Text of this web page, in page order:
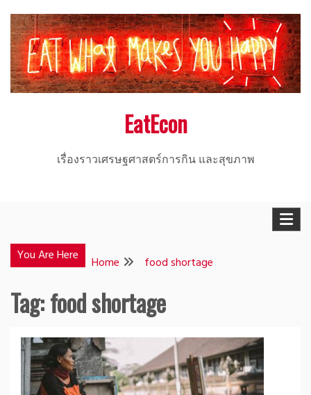
Skip
content
EatEcon
เรื่องราวเศรษฐศาสตร์การกิน และสุขภาพ
You Are Here Home food shortage
Tag:food shortage